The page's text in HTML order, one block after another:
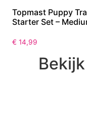
Topmast Puppy
Starter Set –
€ 14,99